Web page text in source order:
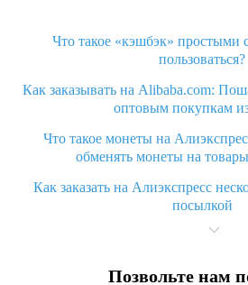
Что такое «кэшбэк» простыми
пользоваться?
Как заказывать на Alibaba.com:
оптовым покупкам
Что такое монеты на
обменять монеты на
Как заказать на Алиэкспресс
посылкой
Что значит статус «Заказ закрыт»
Позвольте нам